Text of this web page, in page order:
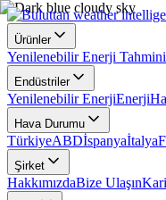
Ürünler
Yenilenebilir Enerji Tahmini
Endüstriler
Yenilenebilir EnerjiEnerji
Hava Durumu
TürkiyeABDİspanyaİtalya
Şirket
HakkımızdaBize Ulaşın